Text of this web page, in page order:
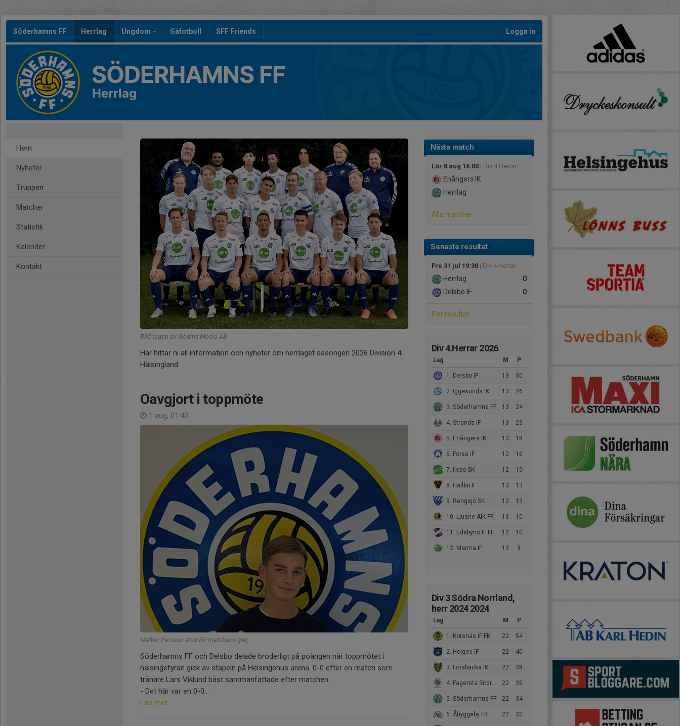
Söderhamns FF Herrlag Ungdom Gåfotboll SFF Friends Logga in
SÖDERHAMNS FF
Herrlag
Hem
Nyheter
Truppen
Matcher
Statistik
Kalender
Kontakt
Nästa match
Lör 8 aug 16:00 | Div 4.Herrar
Enångers IK
Herrlag
Alla matcher
Senaste resultat
Fre 31 jul 19:30 | Div 4.Herrar
0
Herrlag
0
Delsbo IF
Fler resultat
Div 4.Herrar 2026
Lag M P
1. Delsbo IF 13 30
2. Iggesunds IK 13 26
3. Söderhamns FF 13 24
4. Strands IF 13 23
5. Enångers IK 13 18
6. Forsa IF 12 16
7. Ilsbo SK 12 15
8. Hällbo IF 13 13
9. Rengsjö SK 12 13
10. Ljusne AIK FF 13 10
11. Edsbyns IF FF 12 10
12. Marma IF 13 9
Div 3 Södra Norrland,
herr 2024 2024
Lag M P
1. Korsnäs IF FK 22 54
2. Helges IF 22 40
3. Forsbacka IK 22 38
4. Fagersta Södra IK 22 35
5. Söderhamns FF 22 34
6. Åbyggeby FK 22 32
Bild tagen av Sjödins Media AB
Här hittar ni all information och nyheter om herrlaget säsongen 2026 Division 4
Hälsingland.
Oavgjort i toppmöte
1 aug, 01:40
Melker Persson stod för matchens grej.
Söderhamns FF och Delsbo delade broderligt på poängen när toppmötet i
hälsingefyran gick av stapeln på Helsingehus arena. 0-0 efter en match som
tränare Lars Viklund bäst sammanfattade efter matchen.
- Det här var en 0-0...
Läs mer